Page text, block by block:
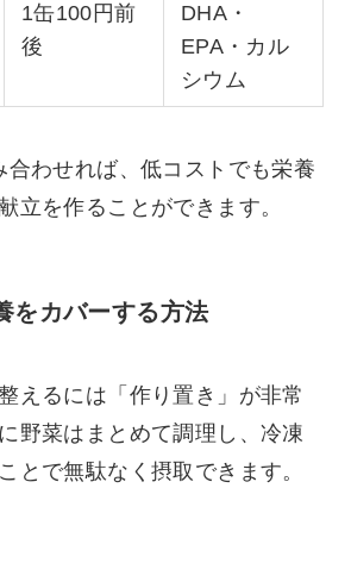
1缶100円前
後
DHA・
EPA・カル
シウム
わせれば、低コストでも栄養
立を作ることができます。
をカバーする方法
えるには「作り置き」が非常
野菜はまとめて調理し、冷凍
とで無駄なく摂取できます。